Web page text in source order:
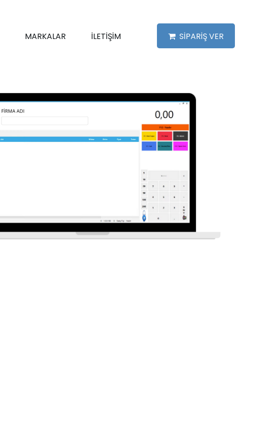
MARKALAR İLETİŞİM SİPARİŞ VER